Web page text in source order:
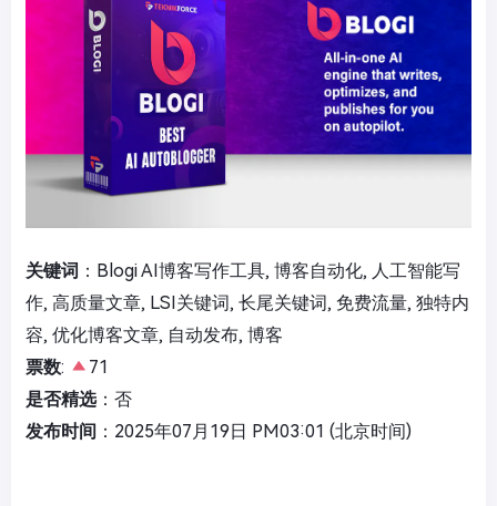
关键词 ：Blogi AI博客写作工具, 博客自动化, 人工智能写
作, 高质量文章, LSI关键词, 长尾关键词, 免费流量, 独特内
容, 优化博客文章, 自动发布, 博客
票数:
71
是否精选：否
发布时间 ：2025年07月19日 PM03:01 (北京时间)